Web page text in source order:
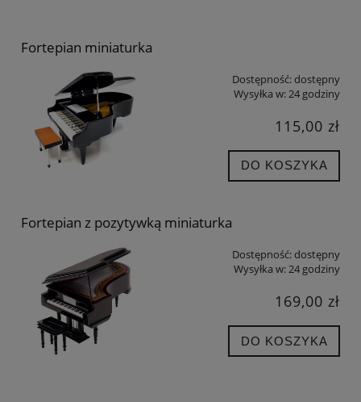
Fortepian miniaturka
Dostępność:dostępny
Wysyłka w:24 godziny
115,00 zł
DO KOSZYKA
Fortepian z pozytywką miniaturka
Dostępność:dostępny
Wysyłka w:24 godziny
169,00 zł
DO KOSZYKA